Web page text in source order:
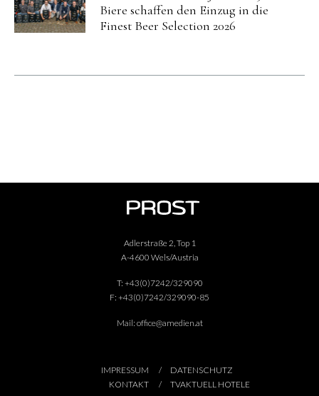
Biere schaffen den Einzug in die
Finest Beer Selection 2026
Adlerstraße 2, Top 1
A-4600 Wels/Austria
T: +43(0)7242/329090
F: +43(0)7242/329090-85
Mail: office@amedien.at
IMPRESSUM
DATENSCHUTZ
KONTAKT
TVAKTUELL HOTELE